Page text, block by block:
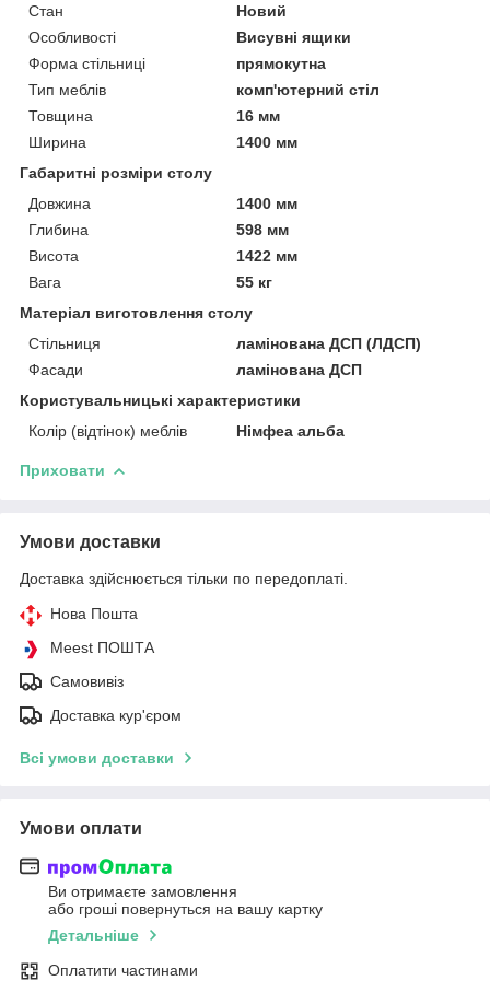
Стан
Новий
Особливості
Висувні ящики
Форма стільниці
прямокутна
Тип меблів
комп'ютерний стіл
Товщина
16 мм
Ширина
1400 мм
Габаритні розміри столу
Довжина
1400 мм
Глибина
598 мм
Висота
1422 мм
Вага
55 кг
Матеріал виготовлення столу
Стільниця
ламінована ДСП (ЛДСП)
Фасади
ламінована ДСП
Користувальницькі характеристики
Колір (відтінок) меблів
Німфеа альба
Приховати
Умови доставки
Доставка здійснюється тільки по передоплаті.
Нова Пошта
Meest ПОШТА
Самовивіз
Доставка кур'єром
Всі умови доставки
Умови оплати
Ви отримаєте замовлення
або гроші повернуться на вашу картку
Детальніше
Оплатити частинами